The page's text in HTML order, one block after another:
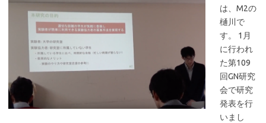
は、M2の
樋川で
す。 1月
に行われ
た第109
回GN研究
会で研究
発表を行
いまし